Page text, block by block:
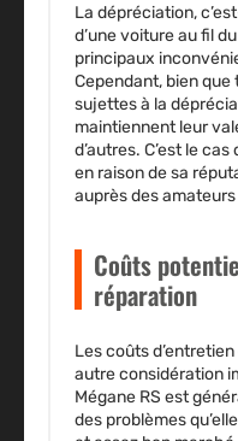
La dépréciation,
d’une voiture au fil
principaux
Cependant, bien
sujettes à la
maintiennent leur
d’autres. C’est le
en raison de sa
auprès des
Coûts
réparation
Les coûts
autre considération
Mégane RS est
des problèmes